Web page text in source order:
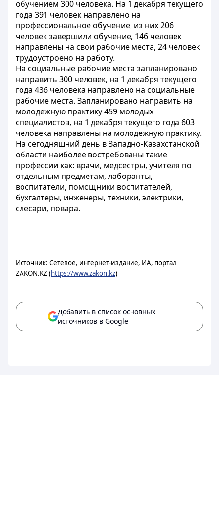
обучением 300 человека. На 1 декабря текущего
года 391 человек направлено на
профессиональное обучение, из них 206
человек завершили обучение, 146 человек
направлены на свои рабочие места, 24 человек
трудоустроено на работу.
На социальные рабочие места запланировано
направить 300 человек, на 1 декабря текущего
года 436 человека направлено на социальные
рабочие места. Запланировано направить на
молодежную практику 459 молодых
специалистов, на 1 декабря текущего года 603
человека направлены на молодежную практику.
На сегодняшний день в Западно-Казахстанской
области наиболее востребованы такие
профессии как: врачи, медсестры, учителя по
отдельным предметам, лаборанты,
воспитатели, помощники воспитателей,
бухгалтеры, инженеры, техники, электрики,
слесари, повара.
Источник: Сетевое, интернет-издание, ИА, портал
ZAKON.KZ (https://www.zakon.kz)
Добавить в список основных
источников в Google